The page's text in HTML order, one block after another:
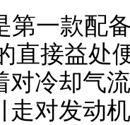
第一款配
直接益处
对冷却气
走对发动